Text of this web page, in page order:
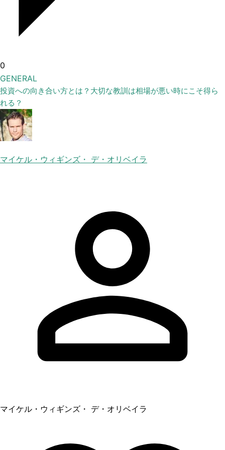
0
GENERAL
投資への向き合い方とは？大切な教訓は相場が悪い時にこそ得ら
れる？
マイケル・ウィギンズ・ デ・オリベイラ
マイケル・ウィギンズ・ デ・オリベイラ